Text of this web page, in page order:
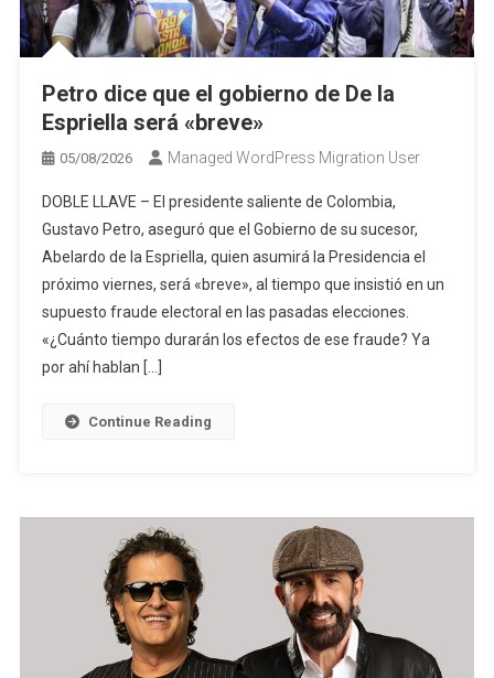
Petro dice que el gobierno de De la
Espriella será «breve»
05/08/2026 Managed WordPress Migration User
DOBLE LLAVE – El presidente saliente de Colombia,
Gustavo Petro, aseguró que el Gobierno de su sucesor,
Abelardo de la Espriella, quien asumirá la Presidencia el
próximo viernes, será «breve», al tiempo que insistió en un
supuesto fraude electoral en las pasadas elecciones.
«¿Cuánto tiempo durarán los efectos de ese fraude? Ya
por ahí hablan […]
Continue Reading